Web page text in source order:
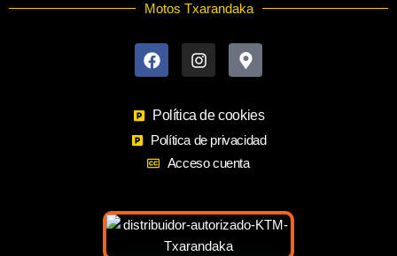
Motos Txarandaka
a
c
o
o
k
n
s
g
r
a
m
a
p
a
r
k
e
a
l
Política de cookies
Política de privacidad
Acceso cuenta